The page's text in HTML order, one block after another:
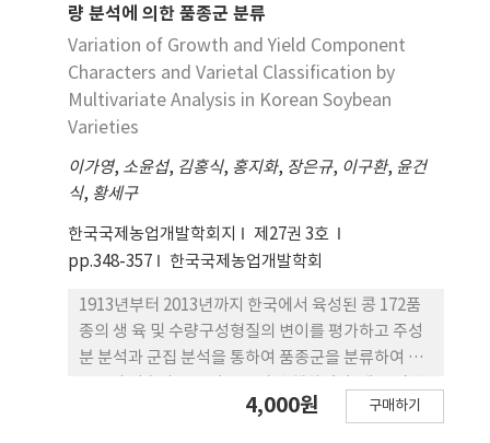
량 분석에 의한 품종군 분류
Variation of Growth and Yield Component
Characters and Varietal Classification by
Multivariate Analysis in Korean Soybean
Varieties
이가영, 소윤섭, 김홍식, 홍지화, 장은규, 이구환, 윤건
식, 황세구
한국국제농업개발학회지
제27권 3호
pp.348-357
한국국제농업개발학회
1913년부터 2013년까지 한국에서 육성된 콩 172품
종의 생 육 및 수량구성형질의 변이를 평가하고 주성
분 분석과 군집 분석을 통하여 품종군을 분류하여 콩
량구성형질의 변이계수는 각 형 질에 따라 차이가 있
4,000원 구매하기